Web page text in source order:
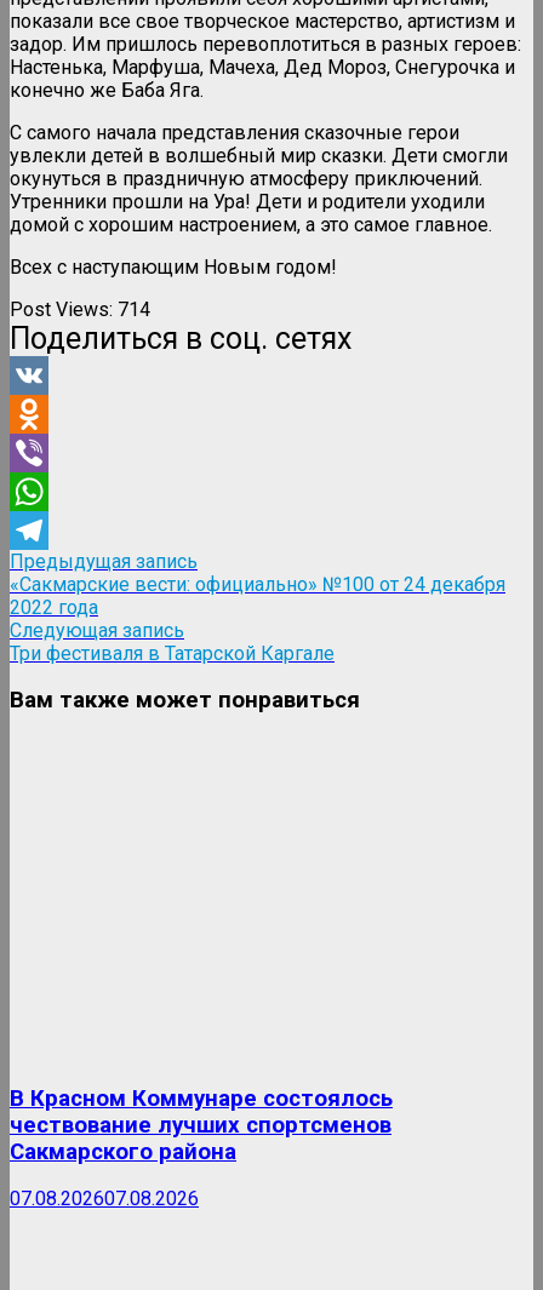
показали все свое творческое мастерство, артистизм и
задор. Им пришлось перевоплотиться в разных героев:
Настенька, Марфуша, Мачеха, Дед Мороз, Снегурочка и
конечно же Баба Яга.
С самого начала представления сказочные герои
увлекли детей в волшебный мир сказки. Дети смогли
окунуться в праздничную атмосферу приключений.
Утренники прошли на Ура! Дети и родители уходили
домой с хорошим настроением, а это самое главное.
Всех с наступающим Новым годом!
Post Views: 714
Поделиться в соц. сетях
VK
Odnoklassniki
Viber
WhatsApp
Telegram
Навигация
по
записям
Предыдущая запись
запись:
«Сакмарские вести: официально» №100 от 24 декабря
2022 года
Следующая запись
запись:
Три фестиваля в Татарской Каргале
Вам также может понравиться
В Красном Коммунаре состоялось
чествование лучших спортсменов
Сакмарского района
07.08.202607.08.2026